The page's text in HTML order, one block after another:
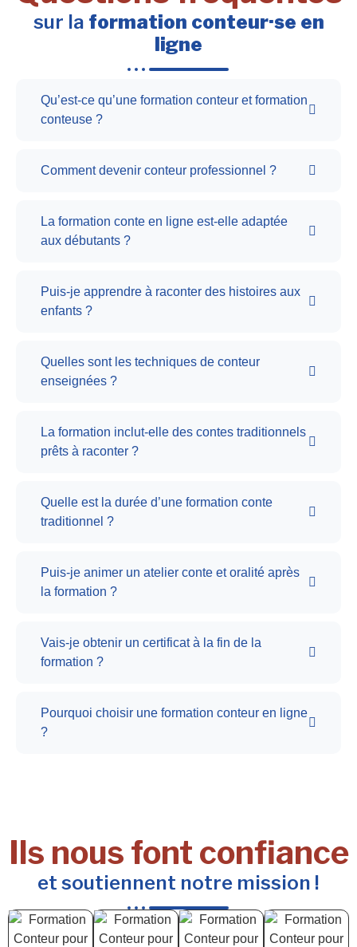
sur la formation conteur·se en
ligne
Qu’est-ce qu’une formation conteur et formation
conteuse ?
Comment devenir conteur professionnel ?
La formation conte en ligne est-elle adaptée
aux débutants ?
Puis-je apprendre à raconter des histoires aux
enfants ?
Quelles sont les techniques de conteur
enseignées ?
La formation inclut-elle des contes traditionnels
prêts à raconter ?
Quelle est la durée d’une formation conte
traditionnel ?
Puis-je animer un atelier conte et oralité après
la formation ?
Vais-je obtenir un certificat à la fin de la
formation ?
Pourquoi choisir une formation conteur en ligne
?
Ils nous font confiance
et soutiennent notre mission !